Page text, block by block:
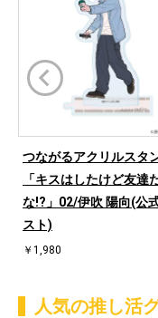
つながるアクリルスタ
「キスはしたけど友達
な!?」02/伊吹 陽向(公
スト)
￥1,980
人気の推し活